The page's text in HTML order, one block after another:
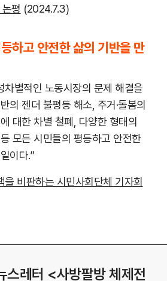
평 (2024.7.3)
하고 안전한 삶의 기반을 만
차별적인 노동시장의 문제 해결을
의 젠더 불평등 해소, 주거·돌봄의
대한 차별 철폐, 다양한 형태의
모든 시민들의 평등하고 안전한
이다.”
비판하는 시민사회단체 기자회
스레터 <사방팔방 체제전